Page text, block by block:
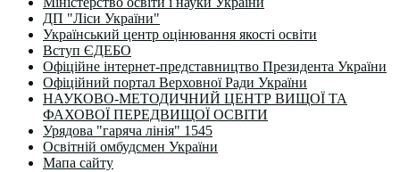
ДП "Ліси України"
Український центр оцінювання якості освіти
Вступ ЄДЕБО
Офіційне інтернет-представництво Президента України
Офіційний портал Верховної Ради України
НАУКОВО-МЕТОДИЧНИЙ ЦЕНТР ВИЩОЇ ТА
ФАХОВОЇ ПЕРЕДВИЩОЇ ОСВІТИ
Урядова "гаряча лінія" 1545
Освітній омбудсмен України
Мапа сайту